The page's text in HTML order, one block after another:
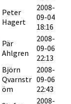
Peter
Hagert
2008-
09-04
18:16
Pär
Ahlgren
2008-
09-06
22:13
Björn
Qvarnstr
öm
2008-
09-06
22:43
2008-